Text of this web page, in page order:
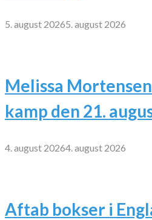
5. august 20265. august 2026
Melissa
kamp den 21.
4. august 20264. august 2026
Aftab bokser i